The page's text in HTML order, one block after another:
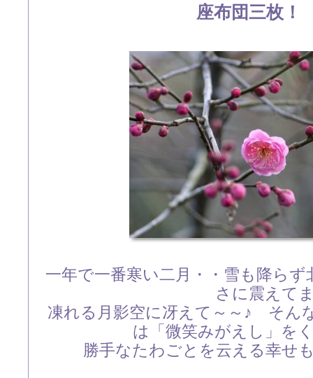
座布団三枚！
一年で一番寒い二月・・雪も降ら
さに震えて
凍れる月影空に冴えて～～♪ そん
は「微笑みがえし」を
勝手なたわごとを云える幸せ